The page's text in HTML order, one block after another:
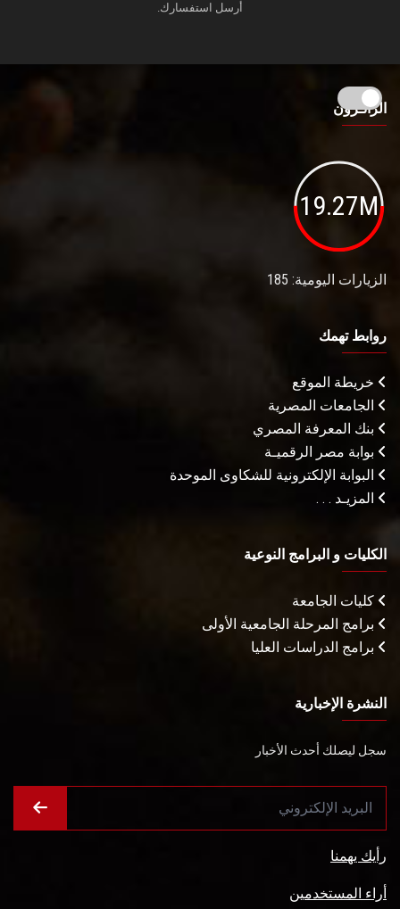
أرسل استفسارك.
الزائـرون
19.27M
الزيارات اليومية: 185
روابط تهمك
خريطة الموقع
الجامعات المصرية
بنك المعرفة المصري
بوابة مصر الرقميـة
البوابة الإلكترونية للشكاوى الموحدة
المزيـد . . .
الكليات و البرامج النوعية
كليات الجامعة
برامج المرحلة الجامعية الأولى
برامج الدراسات العليا
النشرة الإخبارية
سجل ليصلك أحدث الأخبار
رأيك يهمنا
أراء المستخدمين